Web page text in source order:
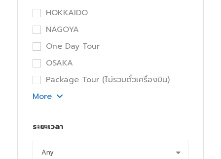
HOKKAIDO
NAGOYA
One Day Tour
OSAKA
Package Tour (ไม่รวมตั๋วเครื่องบิน)
More
ระยะเวลา